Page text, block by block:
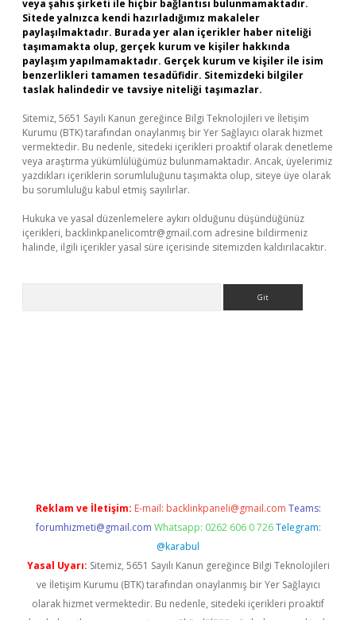
veya şahıs şirketi ile hiçbir bağlantısı bulunmamaktadır.
Sitede yalnızca kendi hazırladığımız makaleler
paylaşılmaktadır. Burada yer alan içerikler haber niteliği
taşımamakta olup, gerçek kurum ve kişiler hakkında
paylaşım yapılmamaktadır. Gerçek kurum ve kişiler ile isim
benzerlikleri tamamen tesadüfidir. Sitemizdeki bilgiler
taslak halindedir ve tavsiye niteliği taşımazlar.
Sitemiz, 5651 Sayılı Kanun gereğince Bilgi Teknolojileri ve İletişim
Kurumu (BTK) tarafından onaylanmış bir Yer Sağlayıcı olarak hizmet
vermektedir. Bu nedenle, sitedeki içerikleri proaktif olarak denetleme
veya araştırma yükümlülüğümüz bulunmamaktadır. Ancak, üyelerimiz
yazdıkları içeriklerin sorumluluğunu taşımakta olup, siteye üye olarak
bu sorumluluğu kabul etmiş sayılırlar.
Hukuka ve yasal düzenlemelere aykırı olduğunu düşündüğünüz
içerikleri, backlinkpanelicomtr@gmail.com adresine bildirmeniz
halinde, ilgili içerikler yasal süre içerisinde sitemizden kaldırılacaktır.
Reklam ve İletişim: E-mail: backlinkpaneli@gmail.com Teams:
forumhizmeti@gmail.com Whatsapp: 0262 606 0 726 Telegram:
@karabul
Yasal Uyarı: Sitemiz, 5651 Sayılı Kanun gereğince Bilgi Teknolojileri
ve İletişim Kurumu (BTK) tarafından onaylanmış bir Yer Sağlayıcı
olarak hizmet vermektedir. Bu nedenle, sitedeki içerikleri proaktif